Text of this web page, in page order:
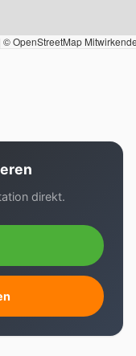
© OpenStreetMap
direkt.